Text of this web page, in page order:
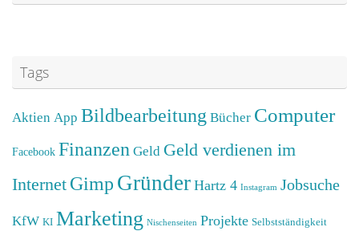
Tags
Aktien App Bildbearbeitung Bücher Computer
Facebook Finanzen Geld Geld verdienen im
Internet Gimp Gründer Hartz 4 Instagram Jobsuche
KfW KI Marketing Nischenseiten Projekte Selbstständigkeit